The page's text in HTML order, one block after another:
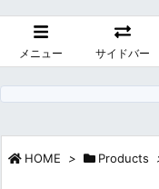
メニュー サイドバー
HOME > Products